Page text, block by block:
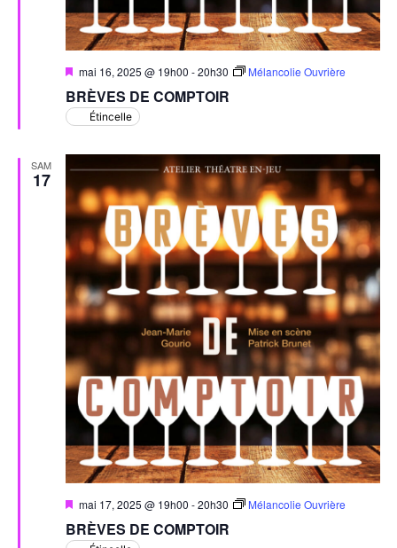
BRÈVES DE COMPTOIR
Mis
avant
mai 16, 2025 @ 19h00 -20h30 Mélancolie Ouvrière
Étincelle
SAM
17
BRÈVES DE COMPTOIR
Mis
avant
mai 17, 2025 @ 19h00 -20h30 Mélancolie Ouvrière